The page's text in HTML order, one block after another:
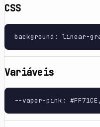
CSS
background: linear-
Variáveis
--vapor-pink: